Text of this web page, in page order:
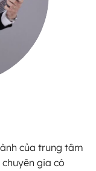
của trung tâm
gia có